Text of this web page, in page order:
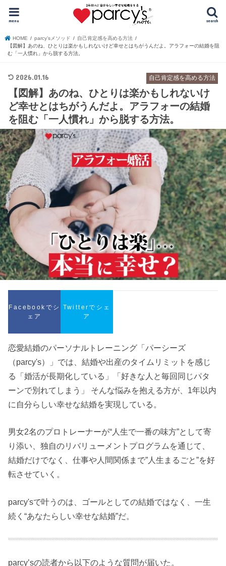
search
menu
HOME parcy’sメソッド
自己肯定感を高める方法
【図解】あのね、ひとりは楽かもしれないけど幸せとはちがうんだよ。アラフォーの結婚を阻
む「一人慣れ」から脱する方法。
自己肯定感を高める方法
2026.01.16
【図解】あのね、ひとりは楽かもしれないけ
ど幸せとはちがうんだよ。アラフォーの結婚
を阻む「一人慣れ」から脱する方法。
Facebookでシ
ェア
Twitterでシェ
ア
恋愛結婚のパーソナルトレーニング「パーシーズ
（parcy's）」では、結婚や出産のタイムリミットを感じ
る「婚活が長期化している」「好きな人と毎回同じパタ
ーンで別れてしまう」 そんな悩みを抱える方が、1年以内
に自分らしい幸せな結婚を実現している。
男女2名のプロトレーナーが“人生で一番の味方”として寄
り添い、独自のリバリューメントプログラムを通じて、
結婚だけでなく、仕事や人間関係まで”人生まるごと”を好
転させていく。
parcy'sで叶うのは、ゴールとしての結婚ではなく、一生
続く“あなたらしい幸せな結婚”だ。
parcy’sの読者から以下のような質問が届いた。